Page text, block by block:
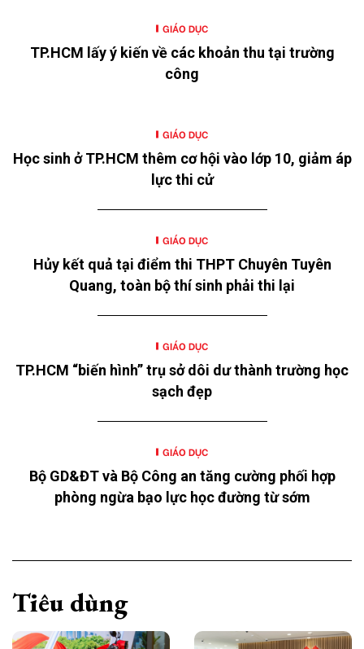
GIÁO DỤC
TP.HCM lấy ý kiến về các khoản thu tại trường
công
GIÁO DỤC
Học sinh ở TP.HCM thêm cơ hội vào lớp 10, giảm áp
lực thi cử
GIÁO DỤC
Hủy kết quả tại điểm thi THPT Chuyên Tuyên
Quang, toàn bộ thí sinh phải thi lại
GIÁO DỤC
TP.HCM “biến hình” trụ sở dôi dư thành trường học
sạch đẹp
GIÁO DỤC
Bộ GD&ĐT và Bộ Công an tăng cường phối hợp
phòng ngừa bạo lực học đường từ sớm
Tiêu dùng